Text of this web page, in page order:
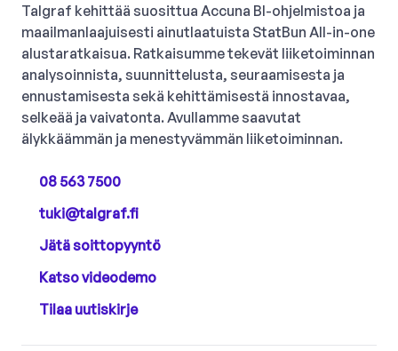
Talgraf kehittää suosittua Accuna BI-ohjelmistoa ja
maailmanlaajuisesti ainutlaatuista StatBun All-in-one
alustaratkaisua. Ratkaisumme tekevät liiketoiminnan
analysoinnista, suunnittelusta, seuraamisesta ja
ennustamisesta sekä kehittämisestä innostavaa,
selkeää ja vaivatonta. Avullamme saavutat
älykkäämmän ja menestyvämmän liiketoiminnan.
08 563 7500
tuki@talgraf.fi
Jätä soittopyyntö
Katso videodemo
Tilaa uutiskirje